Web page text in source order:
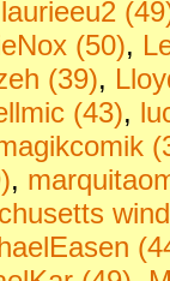
laurieeu2
(50),
(39),
(43),
,